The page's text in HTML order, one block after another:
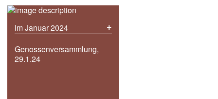
im Januar 2024 +
Genossenversammlung,
29.1.24